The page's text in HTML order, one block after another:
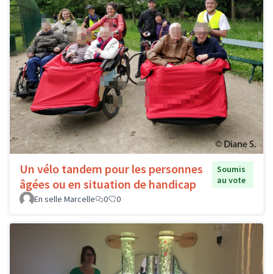
Un vélo tandem pour les personnes
âgées ou en situation de handicap
Soumis
au vote
En selle Marcelle
0 0